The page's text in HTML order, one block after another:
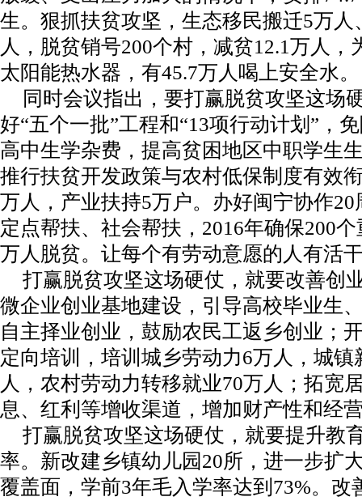
生。狠抓扶贫攻坚，生态移民搬迁5万人
人，脱贫销号200个村，减贫12.1万人，
太阳能热水器，有45.7万人喝上安全水。
同时会议指出，要打赢脱贫攻坚这场
好“五个一批”工程和“13项行动计划”，
高中生学杂费，提高贫困地区中职学生
推行扶贫开发政策与农村低保制度有效
万人，产业扶持5万户。办好闽宁协作20
定点帮扶、社会帮扶， 2016年确保200个
万人脱贫。让每个有劳动意愿的人有活
打赢脱贫攻坚这场硬仗，就要改善创
微企业创业基地建设，引导高校毕业生
自主择业创业，鼓励农民工返乡创业；
定向培训，培训城乡劳动力6万人，城镇
人，农村劳动力转移就业70万人；拓宽
息、红利等增收渠道，增加财产性和经
打赢脱贫攻坚这场硬仗，就要提升教
率。新改建乡镇幼儿园 20所，进一步扩
覆盖面，学前3年毛入学率达到 73%。改